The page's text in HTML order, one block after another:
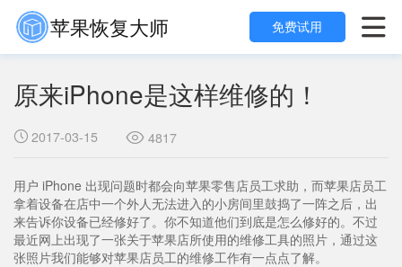
苹果恢复大师 
免费试用
原来iPhone是这样维修的！
 2017-03-15  4817
用户 iPhone 出现问题时都会向苹果零售店员工求助，而苹果店员工
拿着设备在店中一个外人无法进入的小房间里鼓捣了一阵之后，出
来告诉你设备已经修好了。你不知道他们到底是怎么修好的。不过
最近网上出现了一张关于苹果店所使用的维修工具的照片，通过这
张照片我们能够对苹果店员工的维修工作有一点点了解。